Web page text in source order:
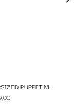
CAMISETA OVERSIZED PUPPET MASTER